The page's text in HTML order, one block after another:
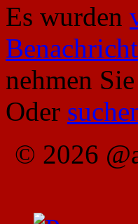
Es wurden
nehmen Sie
Oder
© 2026